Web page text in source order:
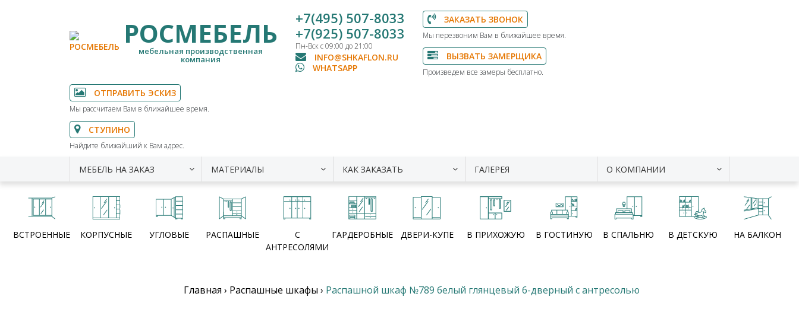
РОСМЕБЕЛЬ
мебельная производственная
компания
+7(495) 507-8033
+7(925) 507-8033
Пн-Вск с 09:00 до 21:00
INFO@SHKAFLON.RU
WHATSAPP
ЗАКАЗАТЬ ЗВОНОК
Мы перезвоним Вам в ближайшее время.
ВЫЗВАТЬ ЗАМЕРЩИКА
Произведем все замеры бесплатно.
ОТПРАВИТЬ ЭСКИЗ
Мы рассчитаем Вам в ближайшее время.
СТУПИНО
Найдите ближайший к Вам адрес.
МЕБЕЛЬ НА ЗАКАЗ МАТЕРИАЛЫ КАК ЗАКАЗАТЬ ГАЛЕРЕЯ О КОМПАНИИ
ВСТРОЕННЫЕ КОРПУСНЫЕ УГЛОВЫЕ РАСПАШНЫЕ
С
АНТРЕСОЛЯМИ
ГАРДЕРОБНЫЕ ДВЕРИ-КУПЕ В ПРИХОЖУЮ В ГОСТИНУЮ В СПАЛЬНЮ В ДЕТСКУЮ НА БАЛКОН
Главная › Распашные шкафы › Распашной шкаф №789 белый глянцевый 6-дверный с антресолью